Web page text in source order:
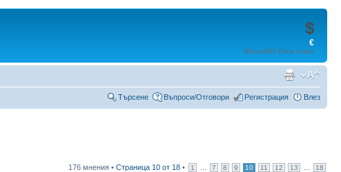
$
€
BitcoinBG Price Index
Търсене Въпроси/Отговори Регистрация Влез
176 мнения • Страница 10 от 18 • 1 7 8 9 10 11 12 13 18